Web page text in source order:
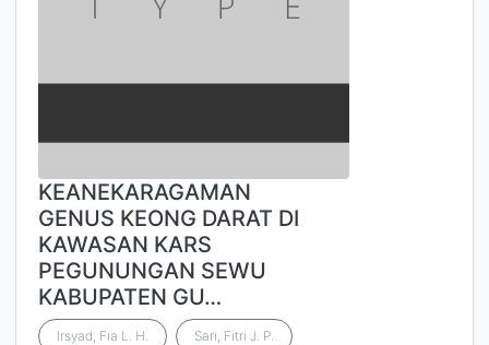
KEANEKARAGAMAN
GENUS KEONG DARAT DI
KAWASAN KARS
PEGUNUNGAN SEWU
KABUPATEN GU…
Irsyad, Fia L. H. Sari, Fitri J. P.